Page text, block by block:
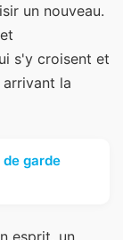
un nouveau.
s'y croisent et
la
de garde
esprit, un